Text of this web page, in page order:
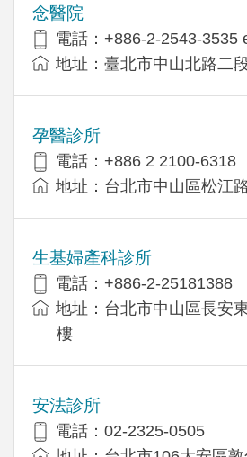
念醫院
電話：+886-2-2543-3535
地址：臺北市中山北路二
孕醫診所
電話：+886 2 2100-6318
地址：台北市中山區松江
生基婦產科診所
電話：+886-2-25181388
地址：台北市中山區長安
樓
安法診所
電話：02-2325-0505